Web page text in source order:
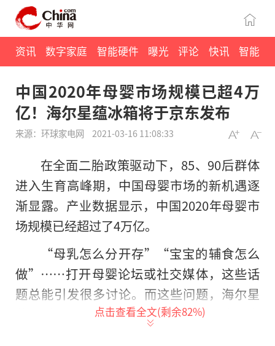
资讯 数字家庭 智能硬件 曝光 评论 快讯 智能
中国2020年母婴市场规模已超4万
亿！海尔星蕴冰箱将于京东发布
来源：环球家电网 2021-03-16 11:08:33
在全面二胎政策驱动下，85、90后群体
进入生育高峰期，中国母婴市场的新机遇逐
渐显露。产业数据显示，中国2020年母婴市
场规模已经超过了4万亿。
“母乳怎么分开存”“宝宝的辅食怎么
做”……打开母婴论坛或社交媒体，这些话
题总能引发很多讨论。而这些问题，海尔星
蕴系列母婴冰箱将于3月15日的体验云众播中
点击查看全文(剩余82%)